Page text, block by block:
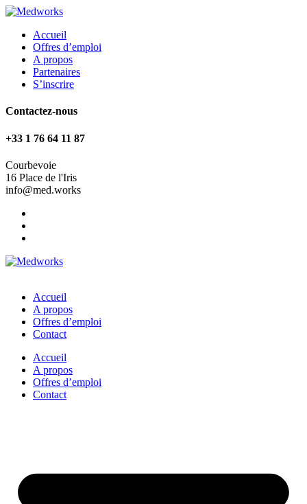
Accueil
Offres d’emploi
A propos
Partenaires
S’inscrire
Contactez-nous
+33 1 76 64 11 87
Courbevoie
16 Place de l'Iris
info@med.works
Accueil
A propos
Offres d’emploi
Contact
Accueil
A propos
Offres d’emploi
Contact